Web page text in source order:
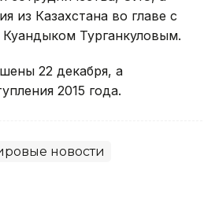
из Казахстана во главе с
Турганкуловым.
22 декабря, а
2015 года.
новости